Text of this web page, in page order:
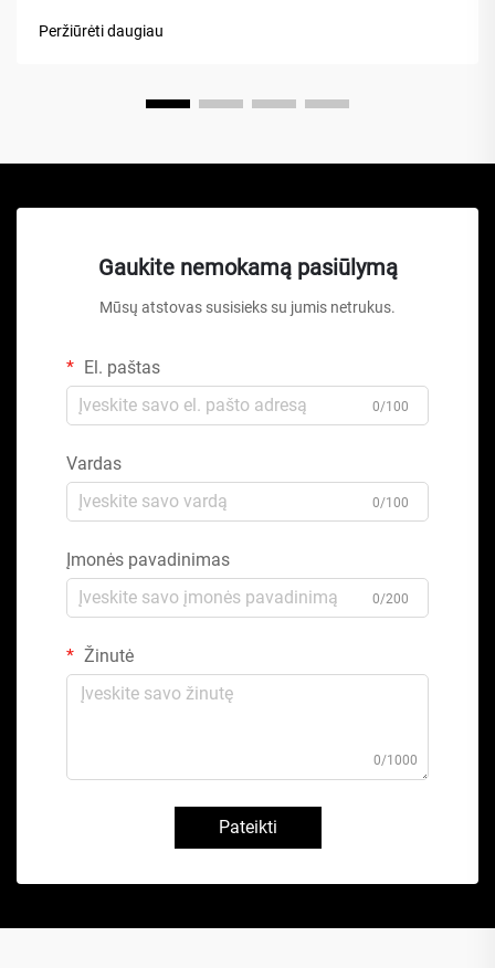
hidraulinių keliamųjų ar žirklinių keltuvų, šis mechaninis
Peržiūrėti daugiau
Gaukite nemokamą pasiūlymą
Mūsų atstovas susisieks su jumis netrukus.
El. paštas
0/100
Vardas
0/100
Įmonės pavadinimas
0/200
Žinutė
0/1000
Pateikti